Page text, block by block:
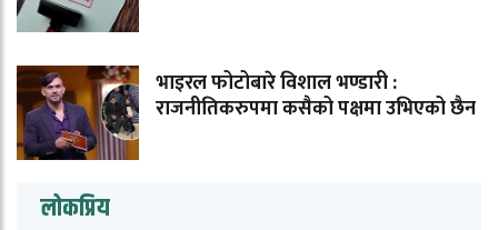
भाइरल फोटोबारे विशाल भण्डारी :
राजनीतिकरुपमा कसैको पक्षमा उभिएको छैन
लोकप्रिय